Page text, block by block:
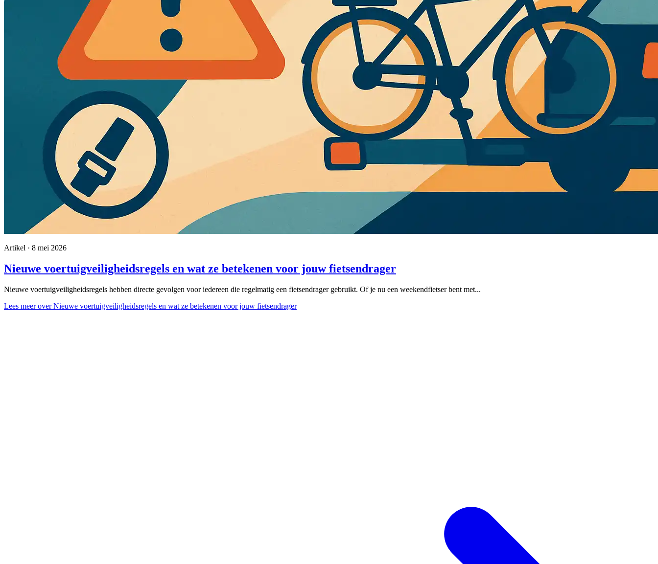
Artikel · 8 mei 2026
Nieuwe voertuigveiligheidsregels en wat ze betekenen voor jouw fietsendrager
Nieuwe voertuigveiligheidsregels hebben directe gevolgen voor iedereen die regelmatig een fietsendrager gebruikt. Of je nu een weekendfietser bent met...
Lees meerover Nieuwe voertuigveiligheidsregels en wat ze betekenen voor jouw fietsendrager